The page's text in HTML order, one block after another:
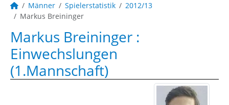
Männer Spielerstatistik
2012/13
Markus Breininger
Markus Breininger :
Einwechslungen
(1.Mannschaft)